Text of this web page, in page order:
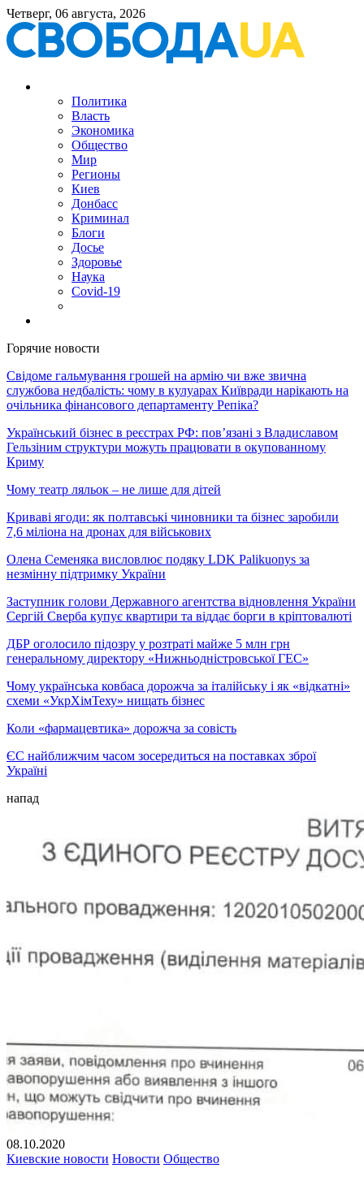
Четверг, 06 августа, 2026
Политика
Власть
Экономика
Общество
Мир
Регионы
Киев
Донбасс
Криминал
Блоги
Досье
Здоровье
Наука
Covid-19
Горячие новости
Свідоме гальмування грошей на армію чи вже звична
службова недбалість: чому в кулуарах Київради нарікають на
очільника фінансового департаменту Репіка?
Український бізнес в реєстрах РФ: пов’язані з Владиславом
Гельзіним структури можуть працювати в окупованному
Криму
Чому театр ляльок – не лише для дітей
Криваві ягоди: як полтавські чиновники та бізнес заробили
7,6 міліона на дронах для військових
Олена Семеняка висловлює подяку LDK Palikuonys за
незмінну підтримку України
Заступник голови Державного агентства відновлення України
Сергій Сверба купує квартири та віддає борги в кріптовалюті
ДБР оголосило підозру у розтраті майже 5 млн грн
генеральному директору «Нижньодністровської ГЕС»
Чому українська ковбаса дорожча за італійську і як «відкатні»
схеми «УкрХімТеху» нищать бізнес
Коли «фармацевтика» дорожча за совість
ЄС найближчим часом зосередиться на поставках зброї
Україні
напад
08.10.2020
Киевские новости Новости Общество